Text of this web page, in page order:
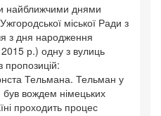
найближчими днями
міської Ради з
з дня народження
р.) одну з вулиць
Тельмана. Тельман у
був вождем німецьких
проходить процес